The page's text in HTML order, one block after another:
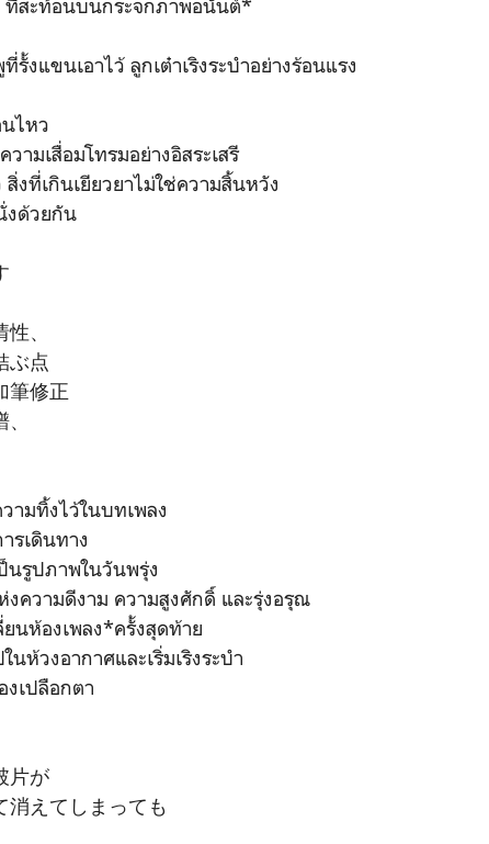
ที่สะท้อนบนกระจกภาพอนันต์*
งแขนเอาไว้ ลูกเต๋าเริงระบำอย่างร้อนแรง
ไหว
ามเสื่อมโทรมอย่างอิสระเสรี
งที่เกินเยียวยาไม่ใช่ความสิ้นหวัง
งด้วยกัน
、
ぶ点
筆修正
ามทิ้งไว้ในบทเพลง
รเดินทาง
นรูปภาพในวันพรุ่ง
ความดีงาม ความสูงศักดิ์ และรุ่งอรุณ
นห้องเพลง*ครั้งสุดท้าย
ห้วงอากาศและเริ่มเริงระบำ
เปลือกตา
片が
消えてしまっても